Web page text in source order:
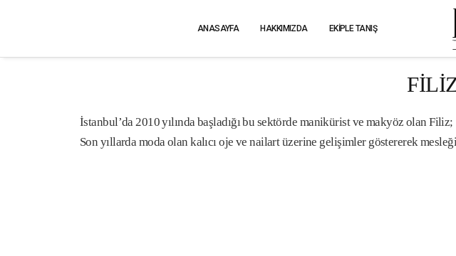
ANASAYFA HAKKIMIZDA EKIPLE TANIŞ
İstanbul’da 2010 yılında başladığı bu sektörde manikürist ve makyöz olan Filiz;
Son yıllarda moda olan kalıcı oje ve nailart üzerine gelişimler göstererek